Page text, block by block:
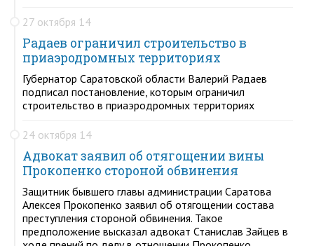
27 октября 14
Радаев ограничил строительство в
приаэродромных территориях
Губернатор Саратовской области Валерий Радаев
подписал постановление, которым ограничил
строительство в приаэродромных территориях
24 октября 14
Адвокат заявил об отягощении вины
Прокопенко стороной обвинения
Защитник бывшего главы администрации Саратова
Алексея Прокопенко заявил об отягощении состава
преступления стороной обвинения. Такое
предположение высказал адвокат Станислав Зайцев в